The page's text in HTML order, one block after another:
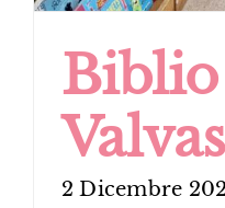
Biblio
2 Dicembre